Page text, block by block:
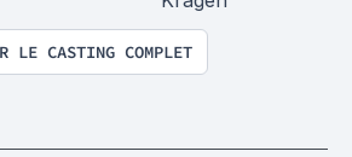
LE CASTING COMPLET